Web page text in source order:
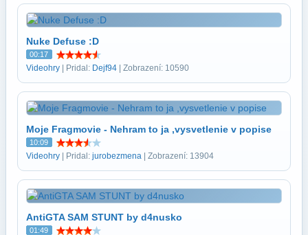
Nuke Defuse :D
00:17
Videohry | Pridal: Dejf94 | Zobrazení: 10590
Moje Fragmovie - Nehram to ja ,vysvetlenie v popise
10:09
Videohry | Pridal: jurobezmena | Zobrazení: 13904
AntiGTA SAM STUNT by d4nusko
01:49